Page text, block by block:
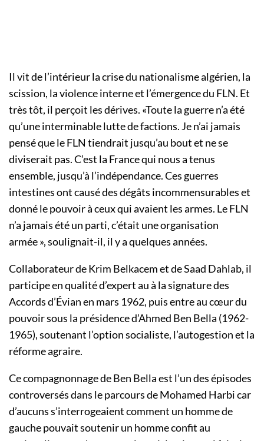
Il vit de l’intérieur la crise du nationalisme algérien, la
scission, la violence interne et l’émergence du FLN. Et
très tôt, il perçoit les dérives. «Toute la guerre n’a été
qu’une interminable lutte de factions. Je n’ai jamais
pensé que le FLN tiendrait jusqu’au bout et ne se
diviserait pas. C’est la France qui nous a tenus
ensemble, jusqu’à l’indépendance. Ces guerres
intestines ont causé des dégâts incommensurables et
donné le pouvoir à ceux qui avaient les armes. Le FLN
n’a jamais été un parti, c’était une organisation
armée », soulignait-il, il y a quelques années.
Collaborateur de Krim Belkacem et de Saad Dahlab, il
participe en qualité d’expert au à la signature des
Accords d’Évian en mars 1962, puis entre au cœur du
pouvoir sous la présidence d’Ahmed Ben Bella (1962-
1965), soutenant l’option socialiste, l’autogestion et la
réforme agraire.
Ce compagnonnage de Ben Bella est l’un des épisodes
controversés dans le parcours de Mohamed Harbi car
d’aucuns s’interrogeaient comment un homme de
gauche pouvait soutenir un homme confit au